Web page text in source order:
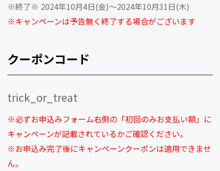
※終了※ 2024年10月4日(金)～2024年10月31日(木)
※キャンペーンは予告無く終了する場合がございます
クーポンコード
trick_or_treat
※必ずお申込みフォーム右側の「初回のみお支払い額」に
キャンペーンが記載されているかご確認ください。
※お申込み完了後にキャンペーンクーポンは適用できませ
ん。